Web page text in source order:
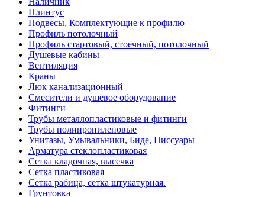
Плинтус
Подвесы, Комплектующие к профилю
Профиль потолочный
Профиль стартовый, стоечный, потолочный
Душевые кабины
Вентиляция
Краны
Люк канализационный
Смесители и душевое оборудование
Фитинги
Трубы металлопластиковые и фитинги
Трубы полипропиленовые
Унитазы, Умывальники, Биде, Писсуары
Арматура стеклопластиковая
Сетка кладочная, высечка
Сетка пластиковая
Сетка рабица, сетка штукатурная.
Грунтовка